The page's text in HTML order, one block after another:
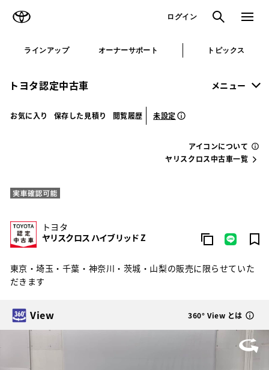
ログイン 検索 メニュ
ラインアップ オーナーサポート トピックス
トヨタ認定中古車 メニュー
お気に入り 保存した見積り 閲覧履歴 未設定
アイコンについて
ヤリスクロス中古車一覧
トヨタ
ヤリスクロス ハイブリッド Z
東京・埼玉・千葉・神奈川・茨城・山梨の販売に限らせていた
だきます
View 360° View とは